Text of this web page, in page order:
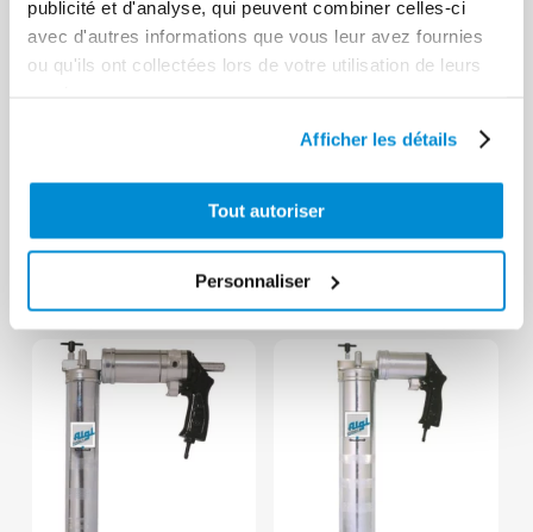
publicité et d'analyse, qui peuvent combiner celles-ci
avec d'autres informations que vous leur avez fournies
ou qu'ils ont collectées lors de votre utilisation de leurs
Afficher les détails
Tout autoriser
Personnaliser
pneumatique
continu
Pistolet
de graissage
“Pro” coup
par coup